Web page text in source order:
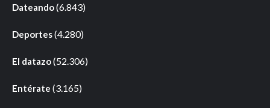
Dateando(6.843)
Deportes(4.280)
El datazo(52.306)
Entérate (3.165)